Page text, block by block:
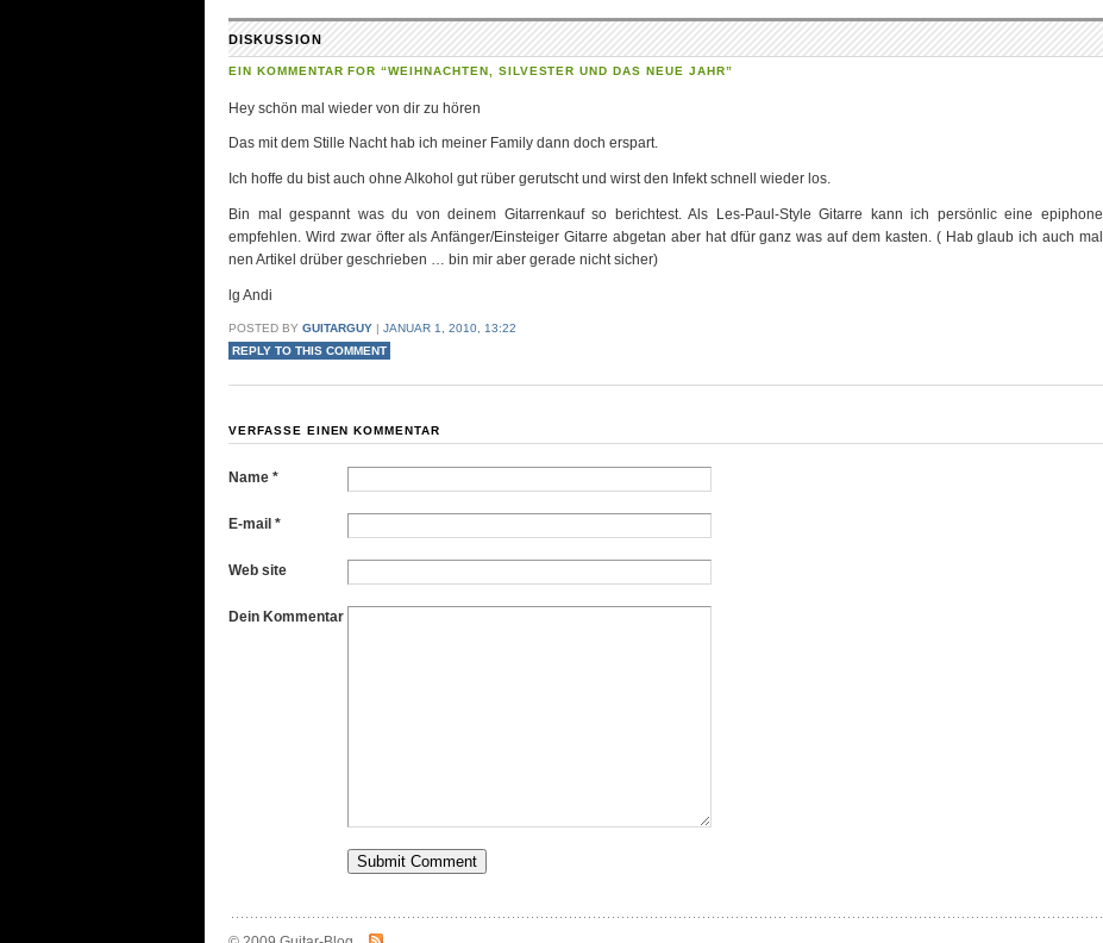
DISKUSSION
EIN KOMMENTAR FOR “WEIHNACHTEN, SILVESTER UND DAS NEUE JAHR”
Hey schön mal wieder von dir zu hören
Das mit dem Stille Nacht hab ich meiner Family dann doch erspart.
Ich hoffe du bist auch ohne Alkohol gut rüber gerutscht und wirst den Infekt schnell wieder los.
Bin mal gespannt was du von deinem Gitarrenkauf so berichtest. Als Les-Paul-Style Gitarre kann ich persönlic eine epiphone
empfehlen. Wird zwar öfter als Anfänger/Einsteiger Gitarre abgetan aber hat dfür ganz was auf dem kasten. ( Hab glaub ich auch mal
nen Artikel drüber geschrieben … bin mir aber gerade nicht sicher)
lg Andi
POSTED BY GUITARGUY | JANUAR 1, 2010, 13:22
REPLY TO THIS COMMENT
VERFASSE EINEN KOMMENTAR
Name *
E-mail *
Web site
Dein Kommentar